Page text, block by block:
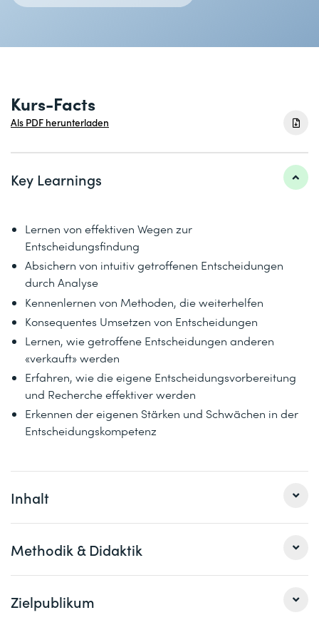
Kurs-Facts
Als PDF herunterladen
Key Learnings
Lernen von effektiven Wegen zur
Entscheidungsfindung
Absichern von intuitiv getroffenen Entscheidungen
durch Analyse
Kennenlernen von Methoden, die weiterhelfen
Konsequentes Umsetzen von Entscheidungen
Lernen, wie getroffene Entscheidungen anderen
«verkauft» werden
Erfahren, wie die eigene Entscheidungsvorbereitung
und Recherche effektiver werden
Erkennen der eigenen Stärken und Schwächen in der
Entscheidungskompetenz
Inhalt
1 Grundlagen der Entscheidungsfindung
Die Psychologie des Entscheidens
Entscheidungskiller Nr. 1: Die Angst vor Fehlern und den
Konsequenzen
Methodik & Didaktik
Expert/innen-Input, Gruppenarbeit, Einzelanalysen,
Fallstudie, Bearbeiten mitgebrachter Entscheidungsfälle
Zielpublikum